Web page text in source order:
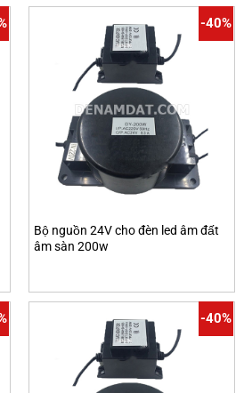
-40%
Bộ nguồn 24V cho đèn led âm đất
âm sàn 200w
-40%